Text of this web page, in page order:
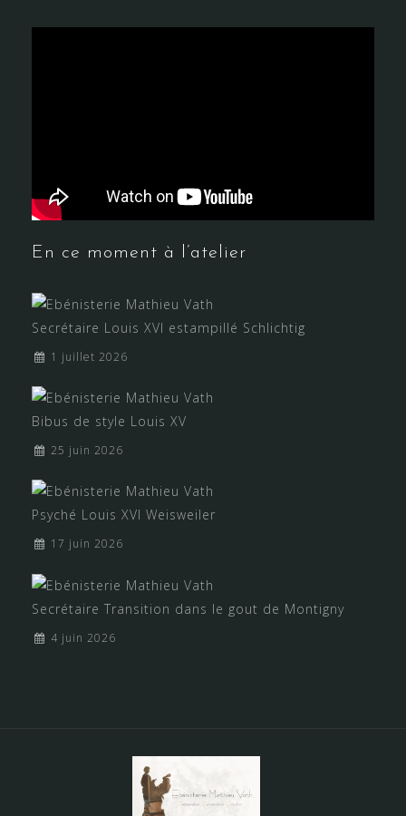
En ce moment à l’atelier
Secrétaire Louis XVI estampillé Schlichtig
1 juillet 2026
Bibus de style Louis XV
25 juin 2026
Psyché Louis XVI Weisweiler
17 juin 2026
Secrétaire Transition dans le gout de Montigny
4 juin 2026